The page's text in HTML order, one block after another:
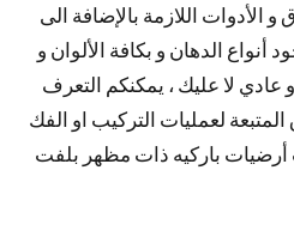
الأدوات اللازمة بالإضافة الى
أنواع الدهان و بكافة الألوان و
عادي لا عليك ، يمكنكم التعرف
لعمليات التركيب او الفك
أرضيات باركيه ذات مظهر بلفت